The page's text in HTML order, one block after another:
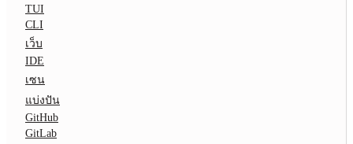
TUI
CLI
เว็บ
IDE
เซน
แบ่งปัน
GitHub
GitLab